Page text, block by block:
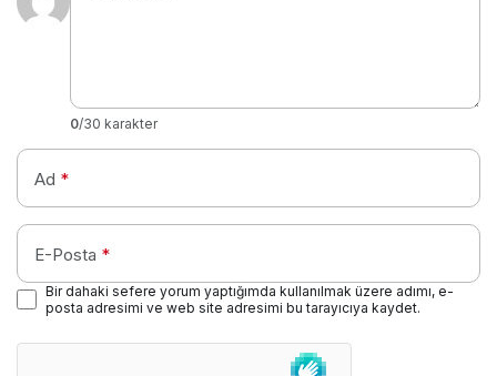
0/30 karakter
Ad *
E-Posta *
Bir dahaki sefere yorum yaptığımda kullanılmak üzere adımı, e-
posta adresimi ve web site adresimi bu tarayıcıya kaydet.